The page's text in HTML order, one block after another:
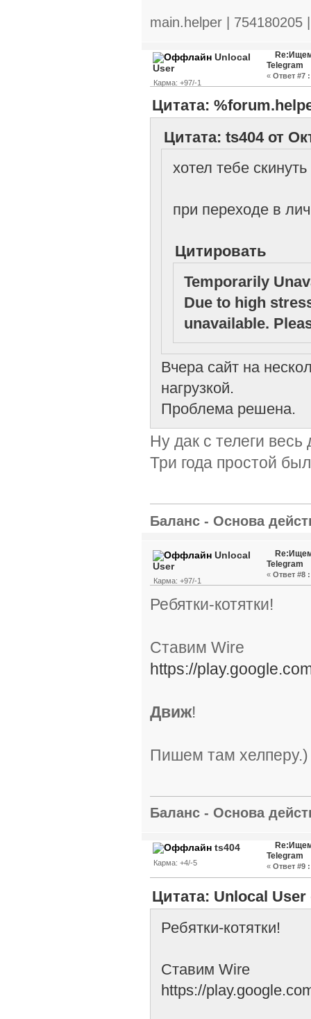
main.helper |
Unlocal
User
Карма: +97/-1
Telegram
« Ответ #7 :
Цитата:
Цитата: ts404 от
хотел тебе
при переходе в
Цитировать
Temporarily
Due to high
unavailable.
Вчера сайт на
нагрузкой.
Проблема решена.
Ну дак с телеги
Три года простой
Баланс - Основа
Unlocal
User
Карма: +97/-1
Telegram
« Ответ #8 :
Ребятки-котятки!
Ставим Wire
https://
Движ!
Пишем там хелперу.)
Баланс - Основа
ts404
Карма: +4/-5
Telegram
« Ответ #9 :
Цитата: Unlocal User
Ребятки-котятки!
Ставим Wire
https://